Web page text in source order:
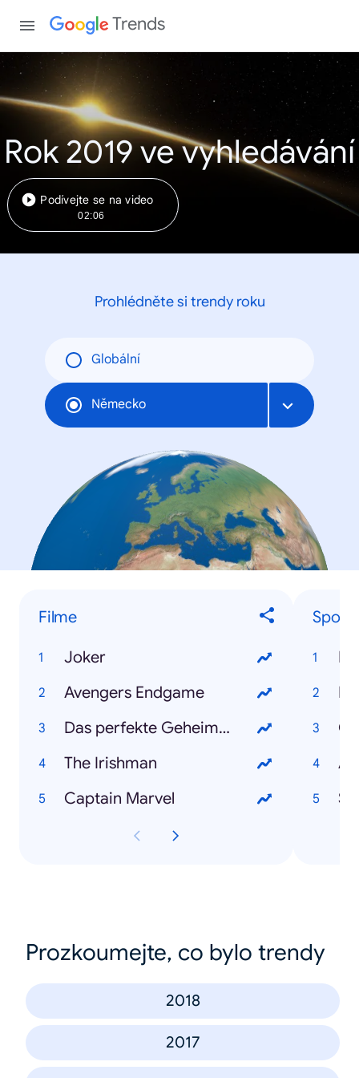
Trends
Rok 2019 ve vyhledávání
Podívejte se na video
02:06
Prohlédněte si trendy roku
Globální
Německo
Filme
Joker
Avengers Endgame
Das perfekte Geheimnis
The Irishman
Captain Marvel
Prozkoumejte, co bylo trendy
2018
2017